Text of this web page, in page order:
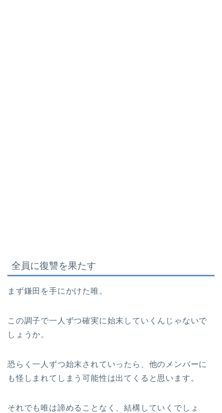
全員に復讐を果たす
まず鎌田を手にかけた唯。
この調子で一人ずつ確実に始末していくんじゃないで
しょうか。
恐らく一人ずつ始末されていったら、他のメンバーに
も怪しまれてしまう可能性は出てくると思います。
それでも唯は諦めることなく、結構していくでしょ